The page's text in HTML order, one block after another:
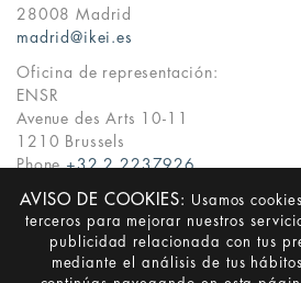
AVISO DE COOKIES:
Usamos
terceros para mejorar nuestros
publicidad relacionada con tus
mediante el análisis de tus
28008 Madrid
madrid@ikei.es
Oficina de representación:
ENSR
Avenue des Arts 10-11
1210 Brussels
Phone +32 2 2237926
EN · EU
© Ikei 2026 ·Legal Notice ·Privacy